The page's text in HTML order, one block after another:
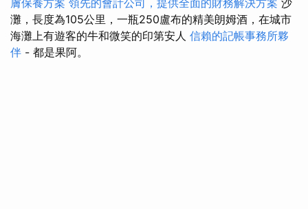
灘，長度為105公里，一瓶250盧布的精美朗姆酒，在城市
海灘上有遊客的牛和微笑的印第安人 信賴的記帳事務所夥
伴 - 都是果阿。